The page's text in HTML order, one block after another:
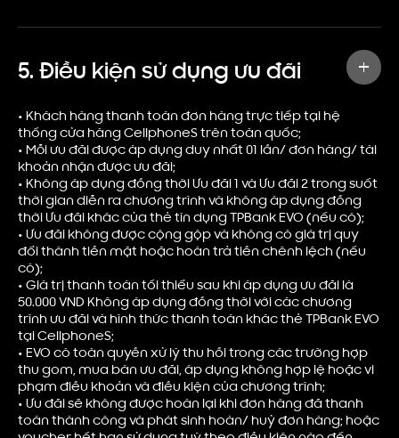
5. Điều kiện sử dụng ưu đãi
• Khách hàng thanh toán đơn hàng trực tiếp tại hệ
thống cửa hàng CellphoneS trên toàn quốc;
• Mỗi ưu đãi được áp dụng duy nhất 01 lần/ đơn hàng/ tài
khoản nhận được ưu đãi;
• Không áp dụng đồng thời Ưu đãi 1 và Ưu đãi 2 trong suốt
thời gian diễn ra chương trình và không áp dụng đồng
thời Ưu đãi khác của thẻ tín dụng TPBank EVO (nếu có);
• Ưu đãi không được cộng gộp và không có giá trị quy
đổi thành tiền mặt hoặc hoàn trả tiền chênh lệch (nếu
có);
• Giá trị thanh toán tối thiểu sau khi áp dụng ưu đãi là
50.000 VND Không áp dụng đồng thời với các chương
trình ưu đãi và hình thức thanh toán khác thẻ TPBank EVO
tại CellphoneS;
• EVO có toàn quyền xử lý thu hồi trong các trường hợp
thu gom, mua bán ưu đãi, áp dụng không hợp lệ hoặc vi
phạm điều khoản và điều kiện của chương trình;
• Ưu đãi sẽ không được hoàn lại khi đơn hàng đã thanh
toán thành công và phát sinh hoàn/ huỷ đơn hàng; hoặc